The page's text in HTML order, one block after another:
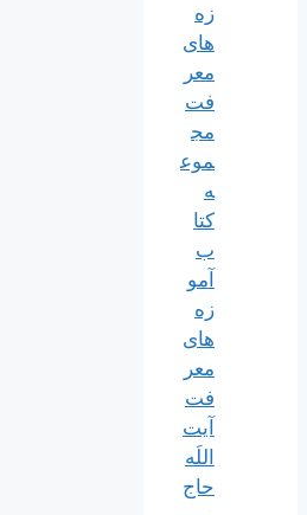
زه
های
معر
فت
مج
موع
ه
کتا
ب
آمو
زه
های
معر
فت
آیت
اللَه
حاج